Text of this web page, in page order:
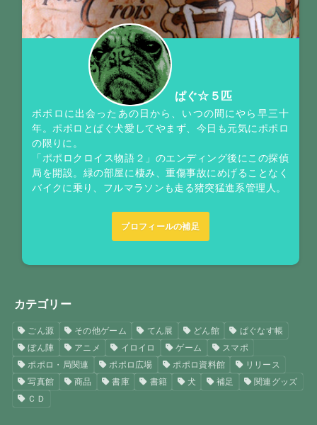
ぱぐ☆５匹
ポポロに出会ったあの日から、いつの間にやら早三十
年。ポポロとぱぐ犬愛してやまず、今日も元気にポポロ
の限りに。
「ポポロクロイス物語２」のエンディング後にこの探偵
局を開設。緑の部屋に棲み、重傷事故にめげることなく
バイクに乗り、フルマラソンも走る猪突猛進系管理人。
プロフィールの補足
カテゴリー
ごん源 その他ゲーム てん展 どん館
ぱぐなす帳
ぼん陣
アニメ イロイロ ゲーム
スマポ
ポポロ・局関連
ポポロ広場 ポポロ資料館
リリース
写真館
商品 書庫 書籍 犬 補足
関連グッズ
ＣＤ